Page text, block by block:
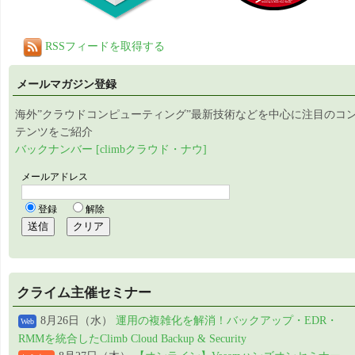
RSSフィードを取得する
メールマガジン登録
海外”クラウドコンピューティング”最新技術などを中心に注目のコ
テンツをご紹介
バックナンバー [climbクラウド・ナウ]
クライム主催セミナー
Web 8月26日（水） 運用の複雑化を解消！バックアップ・EDR・
RMMを統合したClimb Cloud Backup & Security